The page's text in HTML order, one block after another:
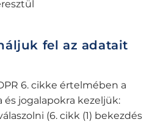
fel az adatait
6. cikke értelmében a
és jogalapokra kezeljük:
(6. cikk (1) bekezdés